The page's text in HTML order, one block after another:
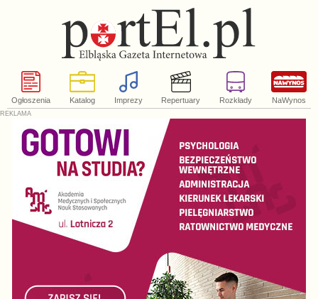
Ogłoszenia Katalog Imprezy Repertuary Rozkłady NaWynos